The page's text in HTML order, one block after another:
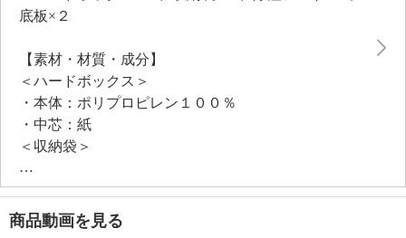
ドボックス同士を重ねて収納することも可能。
用した除湿シートも付属しています。
生地には丈夫で通気性のある、不織布生地を採用。
密閉しないことで、羽毛ふとんをできるだけ良い状態
で保管することができます。
羽毛以外のおふとんや毛布、衣類などを収納すること
も可能。
底板×２
【素材・材質・成分】
＜ハードボックス＞
・本体：ポリプロピレン１００％
・中芯：紙
＜収納袋＞
・本体：ポリプロピレン１００％
＜除湿シート＞
・外袋：ポリエステル１００％
・中材：シリカゲルＢタイプ
商品動画を見る